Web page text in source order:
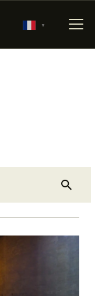
▼
R
e
c
Re
ch
er
e